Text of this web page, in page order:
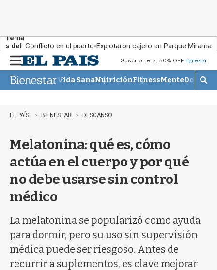
Tema
s del
día:
Conflicto en el puerto Explotaron cajero en Parque Miramar
n
u
Suscribite al 50% OFFIngresar
Vida SanaNutriciónFitnessMente
M
o
EL PAÍS BIENESTAR DESCANSO
Melatonina: qué es, cómo
actúa en el cuerpo y por qué
no debe usarse sin control
médico
La melatonina se popularizó como ayuda
para dormir, pero su uso sin supervisión
médica puede ser riesgoso. Antes de
recurrir a suplementos, es clave mejorar